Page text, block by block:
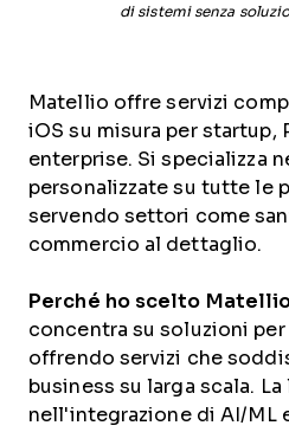
di sistemi senza
Matellio offre servizi
iOS su misura per startup,
enterprise. Si specializza
personalizzate su tutte le
servendo settori come
commercio al dettaglio.
Perché ho scelto
concentra su soluzioni per
offrendo servizi che
business su larga scala.
nell'integrazione di AI/ML